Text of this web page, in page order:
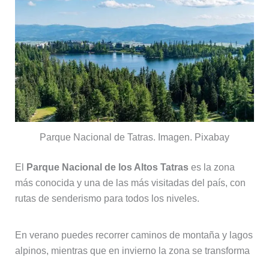
Parque Nacional de Tatras. Imagen. Pixabay
El Parque Nacional de los Altos Tatrases la zona
más conocida y una de las más visitadas del país, con
rutas de senderismo para todos los niveles.
En verano puedes recorrer caminos de montaña y lagos
alpinos, mientras que en invierno la zona se transforma